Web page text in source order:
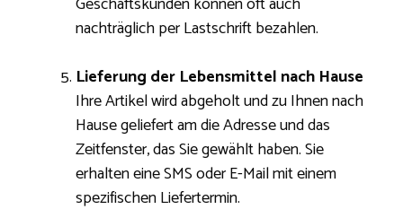
nachträglich per Lastschrift bezahlen.
Lieferung der Lebensmittel nach Hause
Ihre Artikel wird abgeholt und zu Ihnen nach
Hause geliefert am die Adresse und das
Zeitfenster, das Sie gewählt haben. Sie
erhalten eine SMS oder E-Mail mit einem
spezifischen Liefertermin.